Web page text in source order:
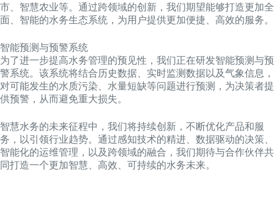
市、智慧农业等。通过跨领域的创新，我们期望能够打造更加全
面、智能的水务生态系统，为用户提供更加便捷、高效的服务。
智能预测与预警系统
为了进一步提高水务管理的预见性，我们正在研发智能预测与预
警系统。该系统将结合历史数据、实时监测数据以及气象信息，
对可能发生的水质污染、水量短缺等问题进行预测，为决策者提
供预警，从而避免重大损失。
智慧水务的未来征程中，我们将持续创新，不断优化产品和服
务，以引领行业趋势。通过感知技术的精进、数据驱动的决策、
智能化的运维管理，以及跨领域的融合，我们期待与合作伙伴共
同打造一个更加智慧、高效、可持续的水务未来。